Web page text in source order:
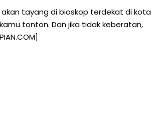
tayang di bioskop terdekat di kota
tonton. Dan jika tidak keberatan,